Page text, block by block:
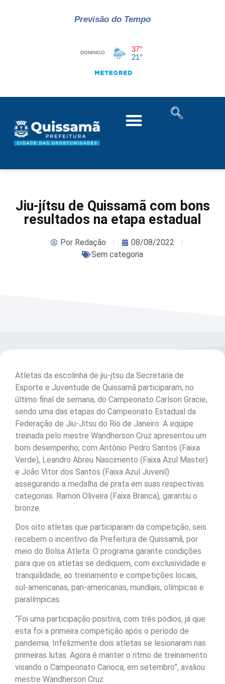
Previsão do Tempo
Jiu-jítsu de Quissamã com bons
resultados na etapa estadual
PorRedação
08/08/2022
Sem categoria
Atletas da escolinha de jiu-jtsu da Secretaria de
Esporte e Juventude de Quissamã participaram, no
último final de semana, do Campeonato Carlson Gracie,
sendo uma das etapas do Campeonato Estadual da
Federação de Jiu-Jitsu do Rio de Janeiro. A equipe
treinada pelo mestre Wandherson Cruz apresentou um
bom desempenho, com Antônio Pedro Santos (Faixa
Verde), Leandro Abreu Nascimento (Faixa Azul Master)
e João Vitor dos Santos (Faixa Azul Juvenil)
assegurando a medalha de prata em suas respectivas
categorias. Ramon Oliveira (Faixa Branca), garantiu o
bronze.
Dos oito atletas que participaram da competição, seis
recebem o incentivo da Prefeitura de Quissamã, por
meio do Bolsa Atleta. O programa garante condições
para que os atletas se dediquem, com exclusividade e
tranquilidade, ao treinamento e competições locais,
sul-americanas, pan-americanas, mundiais, olímpicas e
paralímpicas.
“Foi uma participação positiva, com três pódios, já que
esta foi a primeira competição após o período de
pandemia. Infelizmente dois atletas se lesionaram nas
primeiras lutas. Agora é manter o ritmo de treinamento
visando o Campeonato Carioca, em setembro”, avaliou
mestre Wandherson Cruz.